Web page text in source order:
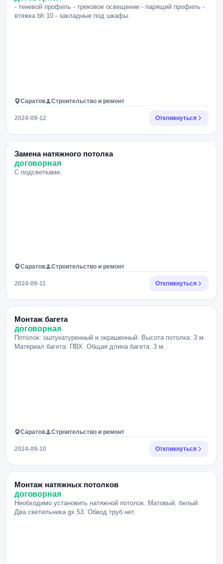
- теневой профиль - трековое освещение - парящий профиль -
втяжка bh 10 - закладные под шкафы.
Саратов Строительство и ремонт
2024-09-12 Откликнуться
Замена натяжного потолка
договорная
С подсветками.
Саратов Строительство и ремонт
2024-09-11 Откликнуться
Монтаж багета
договорная
Потолок: оштукатуренный и окрашенный. Высота потолка: 3 м.
Материал багета: ПВХ. Общая длина багета: 3 м.
Саратов Строительство и ремонт
2024-09-10 Откликнуться
Монтаж натяжных потолков
договорная
Необходимо установить натяжной потолок. Матовый, белый.
Два светильника gx 53. Обвод труб нет.